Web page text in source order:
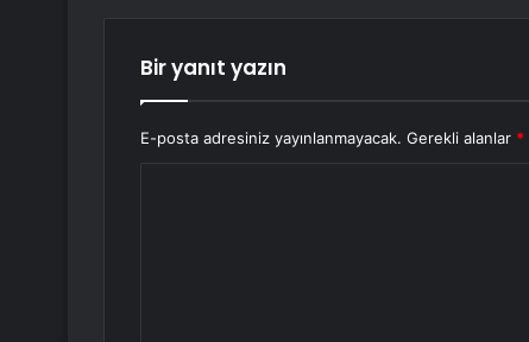
Bir yanıt yazın
E-posta adresiniz yayınlanmayacak. Gerekli alanlar *